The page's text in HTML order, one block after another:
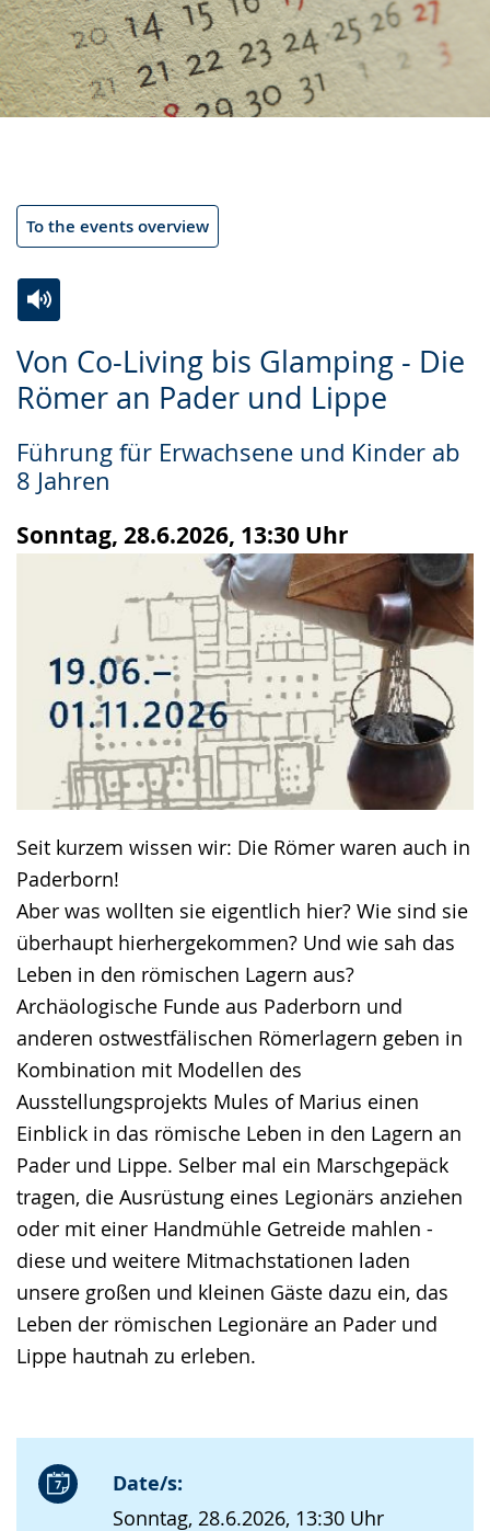
To the events overview
Von Co-Living bis Glamping - Die
Römer an Pader und Lippe
Führung für Erwachsene und Kinder ab
8 Jahren
Sonntag, 28.6.2026, 13:30 Uhr
Seit kurzem wissen wir: Die Römer waren auch in
Paderborn!
Aber was wollten sie eigentlich hier? Wie sind sie
überhaupt hierhergekommen? Und wie sah das
Leben in den römischen Lagern aus?
Archäologische Funde aus Paderborn und
anderen ostwestfälischen Römerlagern geben in
Kombination mit Modellen des
Ausstellungsprojekts Mules of Marius einen
Einblick in das römische Leben in den Lagern an
Pader und Lippe. Selber mal ein Marschgepäck
tragen, die Ausrüstung eines Legionärs anziehen
oder mit einer Handmühle Getreide mahlen -
diese und weitere Mitmachstationen laden
unsere großen und kleinen Gäste dazu ein, das
Leben der römischen Legionäre an Pader und
Lippe hautnah zu erleben.
Date/s:
Sonntag, 28.6.2026, 13:30 Uhr
to
simple
audio
support.
video
will
up
presenting
the
text
language.